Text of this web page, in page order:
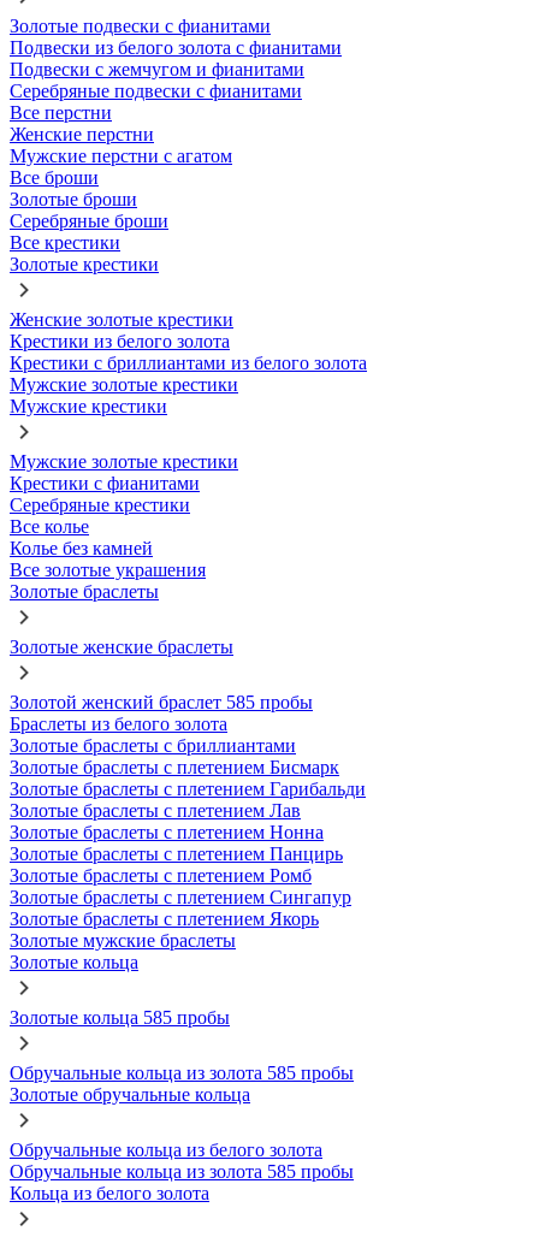
Золотые подвески с фианитами
Подвески из белого золота с фианитами
Подвески с жемчугом и фианитами
Серебряные подвески с фианитами
Все перстни
Женские перстни
Мужские перстни с агатом
Все броши
Золотые броши
Серебряные броши
Все крестики
Золотые крестики
Женские золотые крестики
Крестики из белого золота
Крестики с бриллиантами из белого золота
Мужские золотые крестики
Мужские крестики
Мужские золотые крестики
Крестики с фианитами
Серебряные крестики
Все колье
Колье без камней
Все золотые украшения
Золотые браслеты
Золотые женские браслеты
Золотой женский браслет 585 пробы
Браслеты из белого золота
Золотые браслеты с бриллиантами
Золотые браслеты с плетением Бисмарк
Золотые браслеты с плетением Гарибальди
Золотые браслеты с плетением Лав
Золотые браслеты с плетением Нонна
Золотые браслеты с плетением Панцирь
Золотые браслеты с плетением Ромб
Золотые браслеты с плетением Сингапур
Золотые браслеты с плетением Якорь
Золотые мужские браслеты
Золотые кольца
Золотые кольца 585 пробы
Обручальные кольца из золота 585 пробы
Золотые обручальные кольца
Обручальные кольца из белого золота
Обручальные кольца из золота 585 пробы
Кольца из белого золота